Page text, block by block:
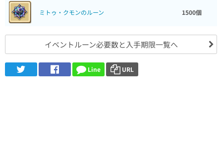
ミトゥ・クモンのルーン 1500個
イベントルーン必要数と入手期限一覧へ
Line URL